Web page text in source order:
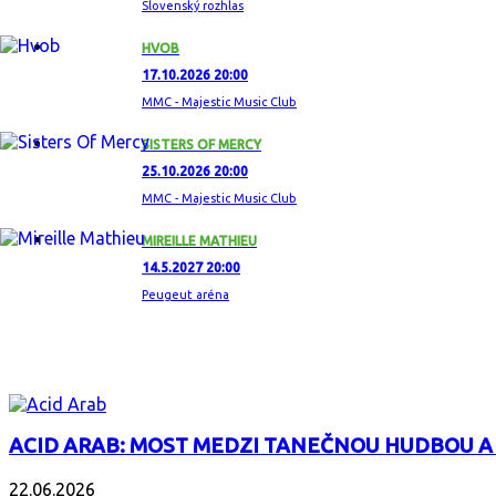
Slovenský rozhlas
HVOB
17.10.2026 20:00
MMC - Majestic Music Club
SISTERS OF MERCY
25.10.2026 20:00
MMC - Majestic Music Club
MIREILLE MATHIEU
14.5.2027 20:00
Peugeut aréna
ACID ARAB: MOST MEDZI TANEČNOU HUDBOU
22.06.2026